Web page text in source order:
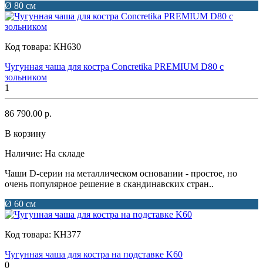
Ø 80 см
Код товара: КН630
Чугунная чаша для костра Concretika PREMIUM D80 с
зольником
1
86 790.00 р.
В корзину
Наличие: На складе
Чаши D-серии на металлическом основании - простое, но
очень популярное решение в скандинавских стран..
Ø 60 см
Код товара: КН377
Чугунная чаша для костра на подставке K60
0